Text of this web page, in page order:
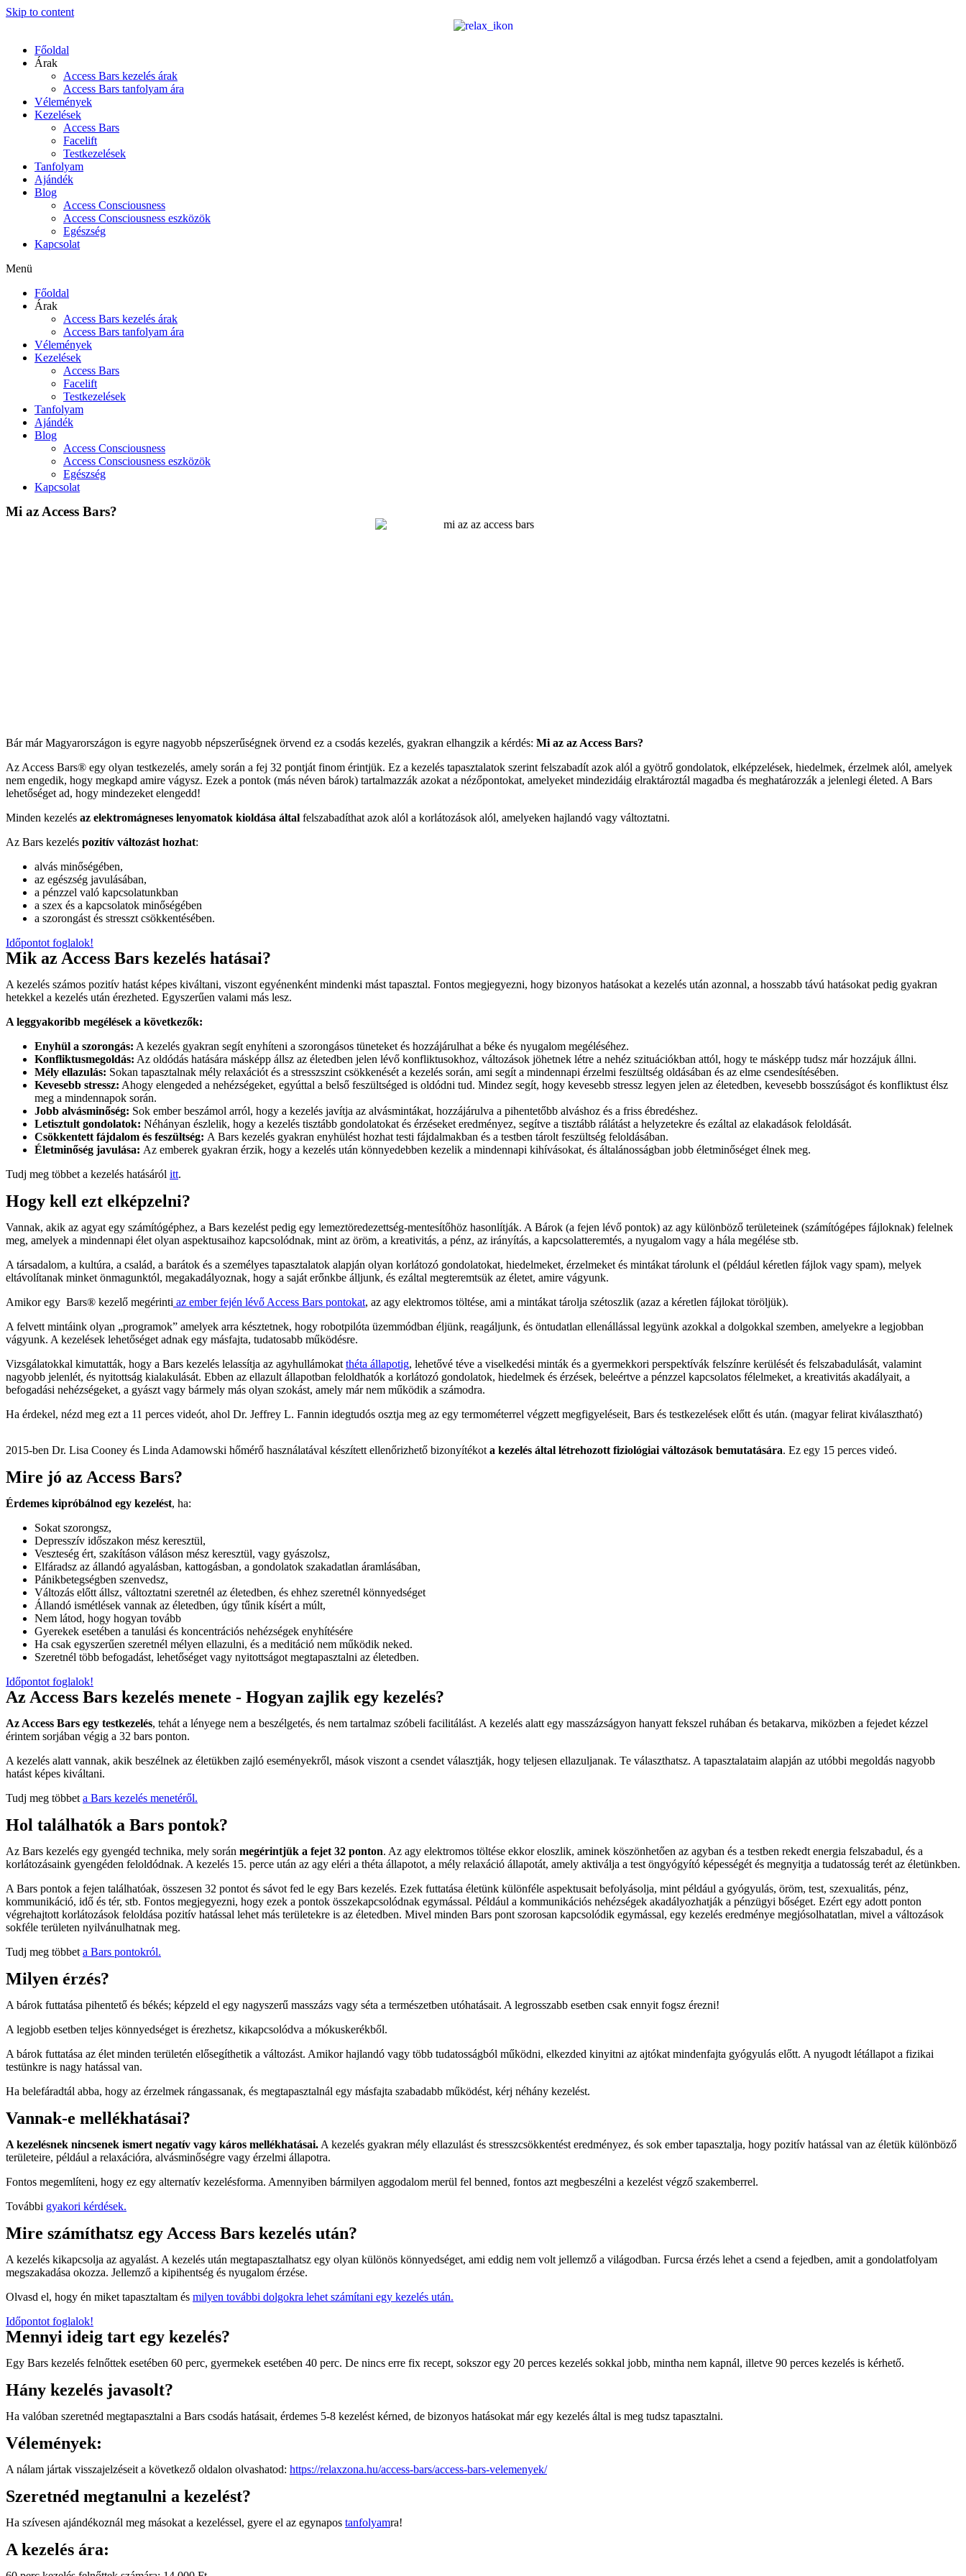
Skip to content
Főoldal
Árak
Access Bars kezelés árak
Access Bars tanfolyam ára
Vélemények
Kezelések
Access Bars
Facelift
Testkezelések
Tanfolyam
Ajándék
Blog
Access Consciousness
Access Consciousness eszközök
Egészség
Kapcsolat
Menü
Főoldal
Árak
Access Bars kezelés árak
Access Bars tanfolyam ára
Vélemények
Kezelések
Access Bars
Facelift
Testkezelések
Tanfolyam
Ajándék
Blog
Access Consciousness
Access Consciousness eszközök
Egészség
Kapcsolat
Mi az Access Bars?
Bár már Magyarországon is egyre nagyobb népszerűségnek örvend ez a csodás kezelés, gyakran elhangzik a kérdés: Mi az az Access Bars?
Az Access Bars® egy olyan testkezelés, amely során a fej 32 pontját finom érintjük. Ez a kezelés tapasztalatok szerint felszabadít azok alól a gyötrő gondolatok, elképzelések, hiedelmek, érzelmek alól, amelyek
nem engedik, hogy megkapd amire vágysz. Ezek a pontok (más néven bárok) tartalmazzák azokat a nézőpontokat, amelyeket mindezidáig elraktároztál magadba és meghatározzák a jelenlegi életed. A Bars
lehetőséget ad, hogy mindezeket elengedd!
Minden kezelés az elektromágneses lenyomatok kioldása által felszabadíthat azok alól a korlátozások alól, amelyeken hajlandó vagy változtatni.
Az Bars kezelés pozitív változást hozhat:
alvás minőségében,
az egészség javulásában,
a pénzzel való kapcsolatunkban
a szex és a kapcsolatok minőségében
a szorongást és stresszt csökkentésében.
Időpontot foglalok!
Mik az Access Bars kezelés hatásai?
A kezelés számos pozitív hatást képes kiváltani, viszont egyénenként mindenki mást tapasztal. Fontos megjegyezni, hogy bizonyos hatásokat a kezelés után azonnal, a hosszabb távú hatásokat pedig gyakran
hetekkel a kezelés után érezheted. Egyszerűen valami más lesz.
A leggyakoribb megélések a következők:
Enyhül a szorongás: A kezelés gyakran segít enyhíteni a szorongásos tüneteket és hozzájárulhat a béke és nyugalom megéléséhez.
Konfliktusmegoldás: Az oldódás hatására másképp állsz az életedben jelen lévő konfliktusokhoz, változások jöhetnek létre a nehéz szituációkban attól, hogy te másképp tudsz már hozzájuk állni.
Mély ellazulás: Sokan tapasztalnak mély relaxációt és a stresszszint csökkenését a kezelés során, ami segít a mindennapi érzelmi feszültség oldásában és az elme csendesítésében.
Kevesebb stressz: Ahogy elengeded a nehézségeket, egyúttal a belső feszültséged is oldódni tud. Mindez segít, hogy kevesebb stressz legyen jelen az életedben, kevesebb bosszúságot és konfliktust élsz
meg a mindennapok során.
Jobb alvásminőség: Sok ember beszámol arról, hogy a kezelés javítja az alvásmintákat, hozzájárulva a pihentetőbb alváshoz és a friss ébredéshez.
Letisztult gondolatok: Néhányan észlelik, hogy a kezelés tisztább gondolatokat és érzéseket eredményez, segítve a tisztább rálátást a helyzetekre és ezáltal az elakadások feloldását.
Csökkentett fájdalom és feszültség: A Bars kezelés gyakran enyhülést hozhat testi fájdalmakban és a testben tárolt feszültség feloldásában.
Életminőség javulása: Az emberek gyakran érzik, hogy a kezelés után könnyedebben kezelik a mindennapi kihívásokat, és általánosságban jobb életminőséget élnek meg.
Tudj meg többet a kezelés hatásáról itt.
Hogy kell ezt elképzelni?
Vannak, akik az agyat egy számítógéphez, a Bars kezelést pedig egy lemeztöredezettség-mentesítőhöz hasonlítják. A Bárok (a fejen lévő pontok) az agy különböző területeinek (számítógépes fájloknak) felelnek
meg, amelyek a mindennapi élet olyan aspektusaihoz kapcsolódnak, mint az öröm, a kreativitás, a pénz, az irányítás, a kapcsolatteremtés, a nyugalom vagy a hála megélése stb.
A társadalom, a kultúra, a család, a barátok és a személyes tapasztalatok alapján olyan korlátozó gondolatokat, hiedelmeket, érzelmeket és mintákat tárolunk el (például kéretlen fájlok vagy spam), melyek
eltávolítanak minket önmagunktól, megakadályoznak, hogy a saját erőnkbe álljunk, és ezáltal megteremtsük az életet, amire vágyunk.
Amikor egy Bars® kezelő megérinti az ember fején lévő Access Bars pontokat, az agy elektromos töltése, ami a mintákat tárolja szétoszlik (azaz a kéretlen fájlokat töröljük).
A felvett mintáink olyan „programok” amelyek arra késztetnek, hogy robotpilóta üzemmódban éljünk, reagáljunk, és öntudatlan ellenállással legyünk azokkal a dolgokkal szemben, amelyekre a legjobban
vágyunk. A kezelések lehetőséget adnak egy másfajta, tudatosabb működésre.
Vizsgálatokkal kimutatták, hogy a Bars kezelés lelassítja az agyhullámokat théta állapotig, lehetővé téve a viselkedési minták és a gyermekkori perspektívák felszínre kerülését és felszabadulását, valamint
nagyobb jelenlét, és nyitottság kialakulását. Ebben az ellazult állapotban feloldhatók a korlátozó gondolatok, hiedelmek és érzések, beleértve a pénzzel kapcsolatos félelmeket, a kreativitás akadályait, a
befogadási nehézségeket, a gyászt vagy bármely más olyan szokást, amely már nem működik a számodra.
Ha érdekel, nézd meg ezt a 11 perces videót, ahol Dr. Jeffrey L. Fannin idegtudós osztja meg az egy termométerrel végzett megfigyeléseit, Bars és testkezelések előtt és után. (magyar felirat kiválasztható)
2015-ben Dr. Lisa Cooney és Linda Adamowski hőmérő használatával készített ellenőrizhető bizonyítékot a kezelés által létrehozott fiziológiai változások bemutatására. Ez egy 15 perces videó.
Mire jó az Access Bars?
Érdemes kipróbálnod egy kezelést, ha:
Sokat szorongsz,
Depresszív időszakon mész keresztül,
Veszteség ért, szakításon váláson mész keresztül, vagy gyászolsz,
Elfáradsz az állandó agyalásban, kattogásban, a gondolatok szakadatlan áramlásában,
Pánikbetegségben szenvedsz,
Változás előtt állsz, változtatni szeretnél az életedben, és ehhez szeretnél könnyedséget
Állandó ismétlések vannak az életedben, úgy tűnik kísért a múlt,
Nem látod, hogy hogyan tovább
Gyerekek esetében a tanulási és koncentrációs nehézségek enyhítésére
Ha csak egyszerűen szeretnél mélyen ellazulni, és a meditáció nem működik neked.
Szeretnél több befogadást, lehetőséget vagy nyitottságot megtapasztalni az életedben.
Időpontot foglalok!
Az Access Bars kezelés menete - Hogyan zajlik egy kezelés?
Az Access Bars egy testkezelés, tehát a lényege nem a beszélgetés, és nem tartalmaz szóbeli facilitálást. A kezelés alatt egy masszázságyon hanyatt fekszel ruhában és betakarva, miközben a fejedet kézzel
érintem sorjában végig a 32 bars ponton.
A kezelés alatt vannak, akik beszélnek az életükben zajló eseményekről, mások viszont a csendet választják, hogy teljesen ellazuljanak. Te választhatsz. A tapasztalataim alapján az utóbbi megoldás nagyobb
hatást képes kiváltani.
Tudj meg többet a Bars kezelés menetéről.
Hol találhatók a Bars pontok?
Az Bars kezelés egy gyengéd technika, mely során megérintjük a fejet 32 ponton. Az agy elektromos töltése ekkor eloszlik, aminek köszönhetően az agyban és a testben rekedt energia felszabadul, és a
korlátozásaink gyengéden feloldódnak. A kezelés 15. perce után az agy eléri a théta állapotot, a mély relaxáció állapotát, amely aktiválja a test öngyógyító képességét és megnyitja a tudatosság terét az életünkben.
A Bars pontok a fejen találhatóak, összesen 32 pontot és sávot fed le egy Bars kezelés. Ezek futtatása életünk különféle aspektusait befolyásolja, mint például a gyógyulás, öröm, test, szexualitás, pénz,
kommunikáció, idő és tér, stb. Fontos megjegyezni, hogy ezek a pontok összekapcsolódnak egymással. Például a kommunikációs nehézségek akadályozhatják a pénzügyi bőséget. Ezért egy adott ponton
végrehajtott korlátozások feloldása pozitív hatással lehet más területekre is az életedben. Mivel minden Bars pont szorosan kapcsolódik egymással, egy kezelés eredménye megjósolhatatlan, mivel a változások
sokféle területen nyilvánulhatnak meg.
Tudj meg többet a Bars pontokról.
Milyen érzés?
A bárok futtatása pihentető és békés; képzeld el egy nagyszerű masszázs vagy séta a természetben utóhatásait. A legrosszabb esetben csak ennyit fogsz érezni!
A legjobb esetben teljes könnyedséget is érezhetsz, kikapcsolódva a mókuskerékből.
A bárok futtatása az élet minden területén elősegíthetik a változást. Amikor hajlandó vagy több tudatosságból működni, elkezded kinyitni az ajtókat mindenfajta gyógyulás előtt. A nyugodt létállapot a fizikai
testünkre is nagy hatással van.
Ha belefáradtál abba, hogy az érzelmek rángassanak, és megtapasztalnál egy másfajta szabadabb működést, kérj néhány kezelést.
Vannak-e mellékhatásai?
A kezelésnek nincsenek ismert negatív vagy káros mellékhatásai. A kezelés gyakran mély ellazulást és stresszcsökkentést eredményez, és sok ember tapasztalja, hogy pozitív hatással van az életük különböző
területeire, például a relaxációra, alvásminőségre vagy érzelmi állapotra.
Fontos megemlíteni, hogy ez egy alternatív kezelésforma. Amennyiben bármilyen aggodalom merül fel benned, fontos azt megbeszélni a kezelést végző szakemberrel.
További gyakori kérdések.
Mire számíthatsz egy Access Bars kezelés után?
A kezelés kikapcsolja az agyalást. A kezelés után megtapasztalhatsz egy olyan különös könnyedséget, ami eddig nem volt jellemző a világodban. Furcsa érzés lehet a csend a fejedben, amit a gondolatfolyam
megszakadása okozza. Jellemző a kipihentség és nyugalom érzése.
Olvasd el, hogy én miket tapasztaltam és milyen további dolgokra lehet számítani egy kezelés után.
Időpontot foglalok!
Mennyi ideig tart egy kezelés?
Egy Bars kezelés felnőttek esetében 60 perc, gyermekek esetében 40 perc. De nincs erre fix recept, sokszor egy 20 perces kezelés sokkal jobb, mintha nem kapnál, illetve 90 perces kezelés is kérhető.
Hány kezelés javasolt?
Ha valóban szeretnéd megtapasztalni a Bars csodás hatásait, érdemes 5-8 kezelést kérned, de bizonyos hatásokat már egy kezelés által is meg tudsz tapasztalni.
Vélemények:
A nálam jártak visszajelzéseit a következő oldalon olvashatod: https://relaxzona.hu/access-bars/access-bars-velemenyek/
Szeretnéd megtanulni a kezelést?
Ha szívesen ajándékoznál meg másokat a kezeléssel, gyere el az egynapos tanfolyamra!
A kezelés ára: